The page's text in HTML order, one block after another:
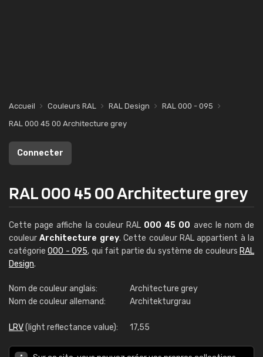
Accueil Couleurs RAL RAL Design
RAL 000 - 095
RAL 000 45 00 Architecture grey
Connecter
RAL 000 45 00 Architecture grey
Cette page affiche la couleur RAL 000 45 00 avec le nom de
couleurArchitecture grey. Cette couleur RAL appartient à la
catégorie000 - 095, qui fait partie du système de couleurs RAL
Design.
Nom de couleur anglais:
Architecture grey
Nom de couleur allemand:
Architekturgrau
LRV(light reflectance value): 17,55